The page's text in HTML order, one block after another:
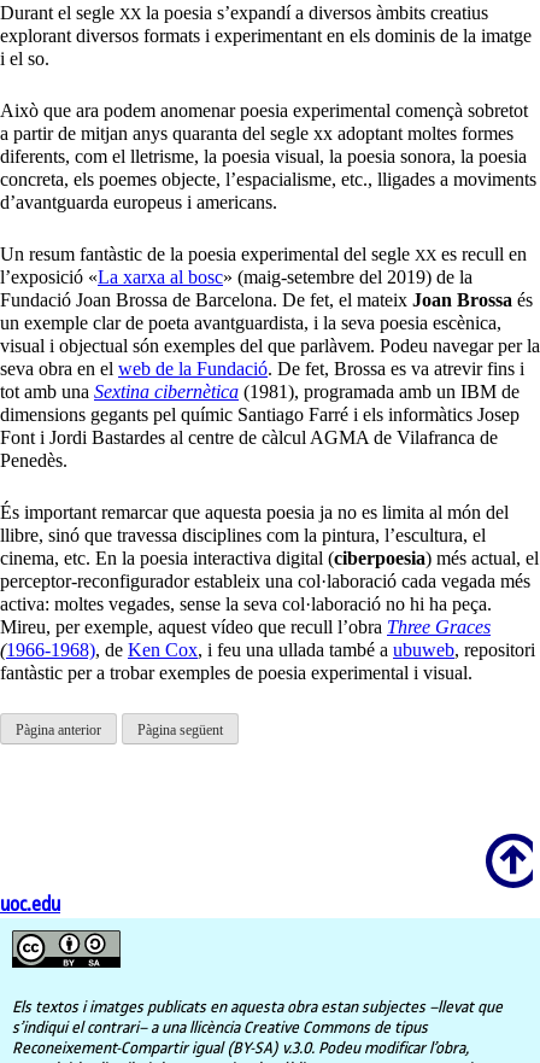
Durant el segle XX la poesia s’expandí a diversos àmbits creatius
explorant diversos formats i experimentant en els dominis de la imatge
i el so.
Això que ara podem anomenar poesia experimental començà sobretot
a partir de mitjan anys quaranta del segle xx adoptant moltes formes
diferents, com el lletrisme, la poesia visual, la poesia sonora, la poesia
concreta, els poemes objecte, l’espacialisme, etc., lligades a moviments
d’avantguarda europeus i americans.
Un resum fantàstic de la poesia experimental del segle XX es recull en
l’exposició «La xarxa al bosc» (maig-setembre del 2019) de la
Fundació Joan Brossa de Barcelona. De fet, el mateix Joan Brossa és
un exemple clar de poeta avantguardista, i la seva poesia escènica,
visual i objectual són exemples del que parlàvem. Podeu navegar per la
seva obra en el web de la Fundació. De fet, Brossa es va atrevir fins i
tot amb una Sextina cibernètica (1981), programada amb un IBM de
dimensions gegants pel químic Santiago Farré i els informàtics Josep
Font i Jordi Bastardes al centre de càlcul AGMA de Vilafranca de
Penedès.
És important remarcar que aquesta poesia ja no es limita al món del
llibre, sinó que travessa disciplines com la pintura, l’escultura, el
cinema, etc. En la poesia interactiva digital (ciberpoesia) més actual, el
perceptor-reconfigurador estableix una col·laboració cada vegada més
activa: moltes vegades, sense la seva col·laboració no hi ha peça.
Mireu, per exemple, aquest vídeo que recull l’obra Three Graces
(1966-1968), de Ken Cox, i feu una ullada també a ubuweb, repositori
fantàstic per a trobar exemples de poesia experimental i visual.
Pàgina anterior Pàgina següent
Scroll
uoc.edu
Els textos i imatges publicats en aquesta obra estan subjectes –llevat que
s’indiqui el contrari– a una llicència Creative Commons de tipus
Reconeixement-Compartir igual (BY-SA) v.3.0. Podeu modificar l’obra,